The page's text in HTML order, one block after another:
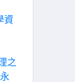
資
之